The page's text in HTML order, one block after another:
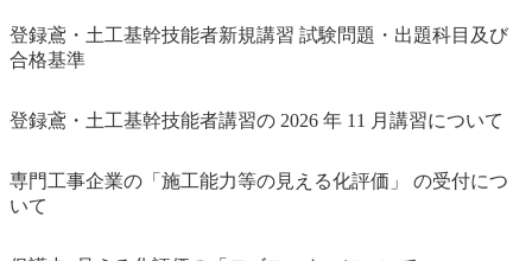
登録鳶・土工基幹技能者新規講習 試験問題・出題科目及び
合格基準
登録鳶・土工基幹技能者講習の 2026 年 11 月講習について
専門工事企業の「施工能力等の見える化評価」 の受付につ
いて